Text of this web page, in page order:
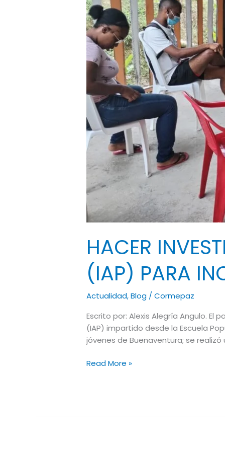
HACER
(IAP) PARA
Actualidad,Blog /Cormepaz
Escrito por: Alexis Alegría Angulo.
(IAP) impartido desde la Escuela
jóvenes de Buenaventura; se
Read More »